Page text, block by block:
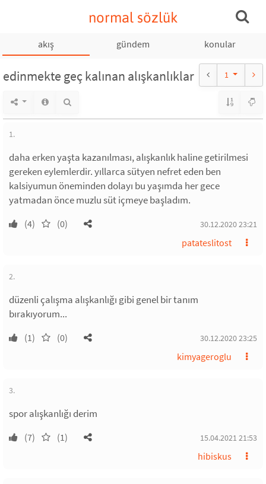
normal sözlük
akış gündem konular
edinmekte geç kalınan alışkanlıklar 1
1.
daha erken yaşta kazanılması, alışkanlık haline getirilmesi
gereken eylemlerdir. yıllarca sütyen nefret eden ben
kalsiyumun öneminden dolayı bu yaşımda her gece
yatmadan önce muzlu süt içmeye başladım.
(4) (0) 30.12.2020 23:21
patateslitost
2.
düzenli çalışma alışkanlığı gibi genel bir tanım
bırakıyorum...
(1) (0) 30.12.2020 23:25
kimyageroglu
3.
spor alışkanlığı derim
(7) (1) 15.04.2021 21:53
hibiskus